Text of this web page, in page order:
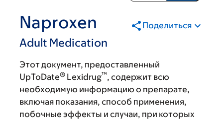
Naproxen
Adult Medication
Поделиться
Этот документ, предоставленный
UpToDate® Lexidrug™, содержит всю
необходимую информацию о препарате,
включая показания, способ применения,
побочные эффекты и случаи, при которых